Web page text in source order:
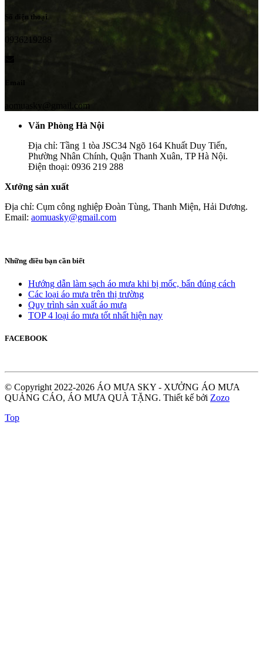
Số điện thoại
0936219288
Email
aomuasky@gmail.com
Văn Phòng Hà Nội
Địa chỉ: Tầng 1 tòa JSC34 Ngõ 164 Khuất Duy Tiến,
Phường Nhân Chính, Quận Thanh Xuân, TP Hà Nội.
Điện thoại: 0936 219 288
Xưởng sản xuất
Địa chỉ: Cụm công nghiệp Đoàn Tùng, Thanh Miện, Hải Dương.
Email: aomuasky@gmail.com
Những điều bạn cần biết
Hướng dẫn làm sạch áo mưa khi bị mốc, bẩn đúng cách
Các loại áo mưa trên thị trường
Quy trình sản xuất áo mưa
TOP 4 loại áo mưa tốt nhất hiện nay
FACEBOOK
© Copyright 2022-2026 ÁO MƯA SKY - XƯỞNG ÁO MƯA
QUẢNG CÁO, ÁO MƯA QUÀ TẶNG. Thiết kế bởi Zozo
Top